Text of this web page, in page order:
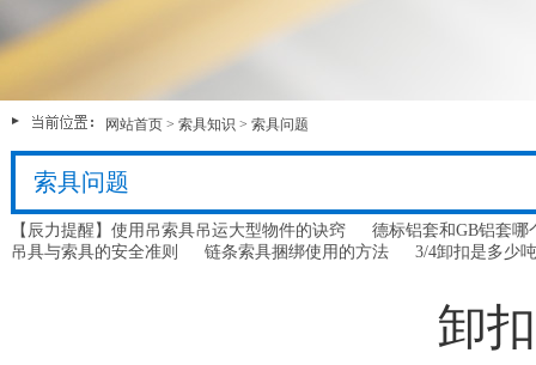
网站首页 > 索具知识 > 索具问题
索具问题
【辰力提醒】使用吊索具吊运大型物件的诀窍
德标铝套和GB铝套哪
吊具与索具的安全准则
链条索具捆绑使用的方法 3/4卸扣是多少
卸